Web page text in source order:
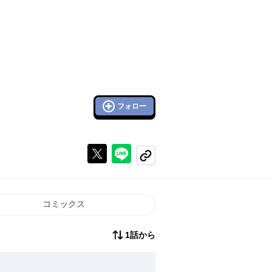
フォロー
Xで投稿するラインでシェアする
コピーする
コミックス
1話から